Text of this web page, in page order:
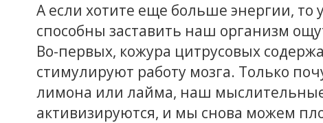
А если хотите еще больше энергии, то
способны заставить наш организм
Во-первых, кожура цитрусовых
стимулируют работу мозга. Только
лимона или лайма, наш
активизируются, и мы снова можем